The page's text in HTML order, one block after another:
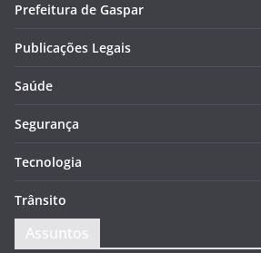
Prefeitura de Gaspar
Publicações Legais
Saúde
Segurança
Tecnologia
Trânsito
Assuntos